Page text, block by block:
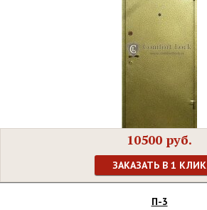
10500 руб.
ЗАКАЗАТЬ В 1 КЛИК
П-3